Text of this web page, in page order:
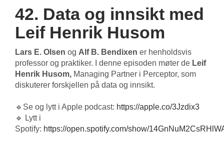
42. Data og innsikt med
Leif Henrik Husom
Lars E. Olsen og Alf B. Bendixen er henholdsvis
professor og praktiker. I denne episoden møter de Leif
Henrik Husom, Managing Partner i Perceptor, som
diskuterer forskjellen på data og innsikt.
🔹Se og lytt i Apple podcast: https://apple.co/3Jzdix3
🔹 Lytt i
Spotify: https://open.spotify.com/show/